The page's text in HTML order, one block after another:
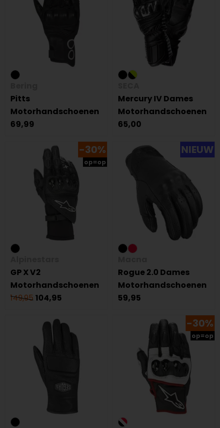
Pitts
Motorhandschoenen
69,99
Mercury IV Dames
Motorhandschoenen
65,00
-30%
op=op
GP X V2
Motorhandschoenen
149,95 104,95
NIEUW
Rogue 2.0 Dames
Motorhandschoenen
59,95
-30%
op=op